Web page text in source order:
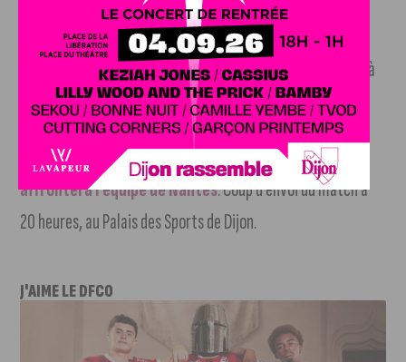
Rodez 2-1. Dijon stagne à la 16ème place. Le prochain
match aura lieu sur le terrain du Paris FC (10e) le mardi 10 à
20h45.
La JDA Handball jouera à domicile mercredi et
affrontera l’équipe de Nantes. Coup d’envoi du match à
20 heures, au Palais des Sports de Dijon.
J'AIME LE DFCO